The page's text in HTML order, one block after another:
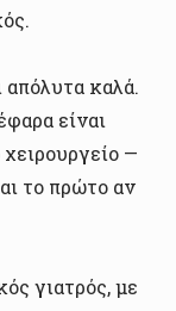
απόλυτα καλά.
είναι
—
το πρώτο αν
γιατρός, με